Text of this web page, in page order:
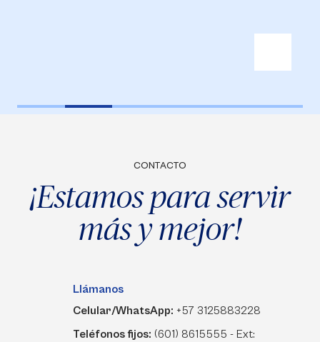
CONTACTO
¡Estamos para servir
más y mejor!
Llámanos
Celular/WhatsApp: +57 3125883228
Teléfonos fijos: (601) 8615555 - Ext: